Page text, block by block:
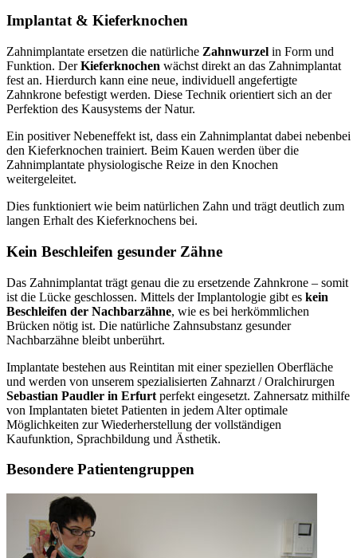
Implantat & Kieferknochen
Zahnimplantate ersetzen die natürliche Zahnwurzel in Form und
Funktion. DerKieferknochen wächst direkt an das Zahnimplantat
fest an. Hierdurch kann eine neue, individuell angefertigte
Zahnkrone befestigt werden. Diese Technik orientiert sich an der
Perfektion des Kausystems der Natur.
Ein positiver Nebeneffekt ist, dass ein Zahnimplantat dabei nebenbei
den Kieferknochen trainiert. Beim Kauen werden über die
Zahnimplantate physiologische Reize in den Knochen
weitergeleitet.
Dies funktioniert wie beim natürlichen Zahn und trägt deutlich zum
langen Erhalt des Kieferknochens bei.
Kein Beschleifen gesunder Zähne
Das Zahnimplantat trägt genau die zu ersetzende Zahnkrone – somit
ist die Lücke geschlossen. Mittels der Implantologie gibt es kein
Beschleifen der Nachbarzähne, wie es bei herkömmlichen
Brücken nötig ist. Die natürliche Zahnsubstanz gesunder
Nachbarzähne bleibt unberührt.
Implantate bestehen aus Reintitan mit einer speziellen Oberfläche
und werden von unserem spezialisierten Zahnarzt / Oralchirurgen
Sebastian Paudler in Erfurt perfekt eingesetzt. Zahnersatz mithilfe
von Implantaten bietet Patienten in jedem Alter optimale
Möglichkeiten zur Wiederherstellung der vollständigen
Kaufunktion, Sprachbildung und Ästhetik.
Besondere Patientengruppen